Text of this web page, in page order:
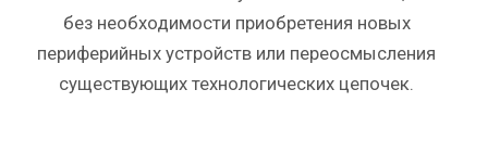
без необходимости приобретения новых
периферийных устройств или переосмысления
существующих технологических цепочек.